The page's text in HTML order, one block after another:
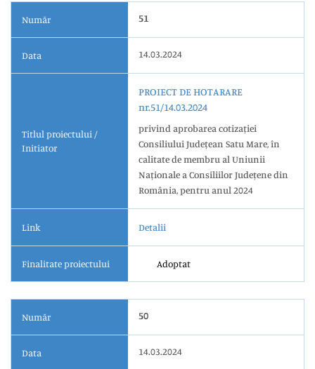
Număr 51
Data 14.03.2024
Titlul proiectului /
Initiator
PROIECT DE HOTARARE
nr.51/14.03.2024
privind aprobarea cotizației
Consiliului Județean Satu Mare, în
calitate de membru al Uniunii
Naționale a Consiliilor Județene din
România, pentru anul 2024
Link Detalii
Finalitate proiectului Adoptat
Număr 50
Data 14.03.2024